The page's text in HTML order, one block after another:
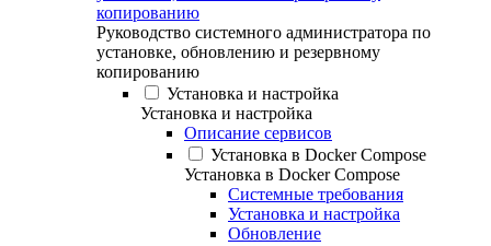
копированию
Руководство системного администратора по
установке, обновлению и резервному
копированию
Установка и настройка
Установка и настройка
Описание сервисов
Установка в Docker Compose
Установка в Docker Compose
Системные требования
Установка и настройка
Обновление